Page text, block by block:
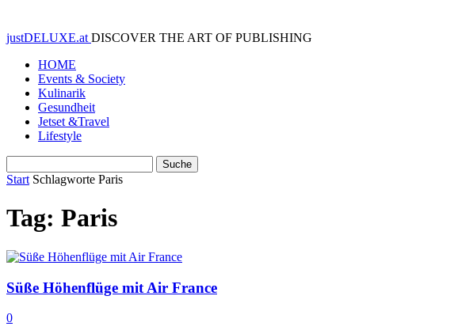
justDELUXE.at DISCOVER THE ART OF PUBLISHING
HOME
Events & Society
Kulinarik
Gesundheit
Jetset &Travel
Lifestyle
Start Schlagworte Paris
Tag: Paris
Süße Höhenflüge mit Air France
0